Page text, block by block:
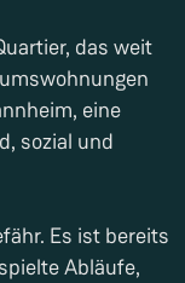
das weit
eine
sozial und
Es ist bereits
Abläufe,